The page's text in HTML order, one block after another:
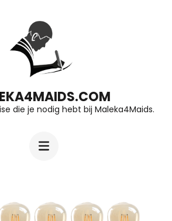
die je nodig hebt bij Maleka4Maids.